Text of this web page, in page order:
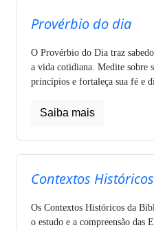
Provérbio do dia
O Provérbio do Dia traz
a vida cotidiana. Medite sobre
princípios e fortaleça sua fé e
Saiba mais
Contextos Históricos
Os Contextos Históricos da
o estudo e a compreensão das